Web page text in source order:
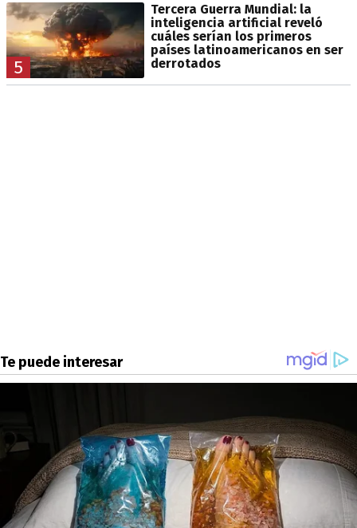
5
Tercera Guerra Mundial: la
inteligencia artificial reveló
cuáles serían los primeros
países latinoamericanos en ser
derrotados